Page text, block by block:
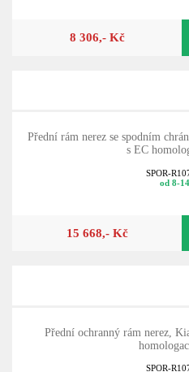
8 306,- Kč
Přední rám nerez se spodním
s EC
SPOR-
od 8-
15 668,- Kč
Přední ochranný rám nerez,
SPOR-